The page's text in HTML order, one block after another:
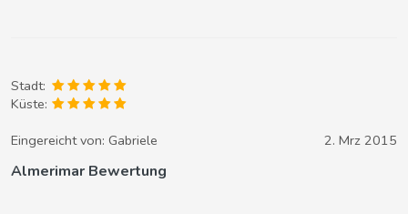
Stadt:
Küste:
Eingereicht von: Gabriele 2. Mrz 2015
Almerimar Bewertung